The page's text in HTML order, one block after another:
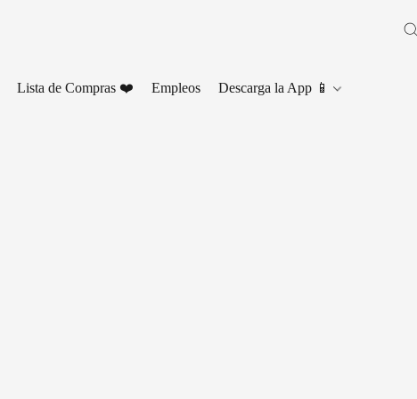
Lista de Compras ❤️ Empleos Descarga la App 📱